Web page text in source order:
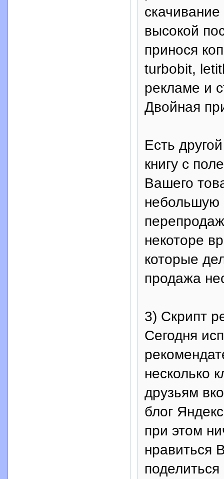
высокой
принося
turbobit,
рекламе и
Двойная
Есть
книгу с
Вашего
небольшую
некоторе
которые
продажа
3) Скрипт
Сегодня
несколько
друзьям
блог
при этом
нравиться